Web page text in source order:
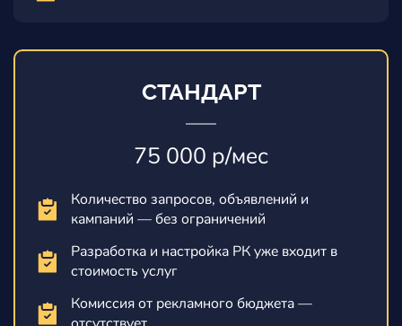
СТАНДАРТ
75 000 р/мес
Количество запросов, объявлений и
кампаний — без ограничений
Разработка и настройка РК уже входит в
стоимость услуг
Комиссия от рекламного бюджета —